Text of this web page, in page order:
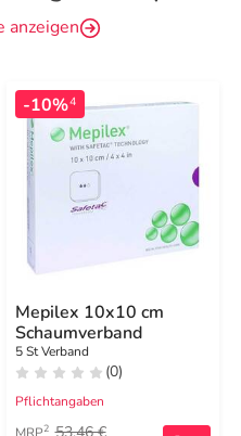
anzeigen
-10%4
Mepilex 10x10 cm
Schaumverband
5 St Verband
(0)
Pflichtangaben
MRP2 53,46 €